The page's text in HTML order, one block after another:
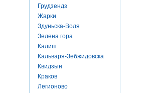
Грудзендз
Жарки
Здуньска-Воля
Зелена гора
Калиш
Кальваря-Зебжидовска
Квидзын
Краков
Легионово